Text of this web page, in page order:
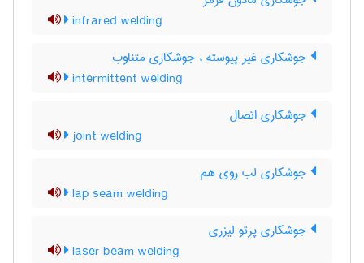
infrared welding
جوشکاری غیر پیوسته ، جوشکاری متناوب
intermittent welding
جوشکاری اتصال
joint welding
جوشکاری لب روی هم
lap seam welding
جوشکاری پرتو لیزری
laser beam welding